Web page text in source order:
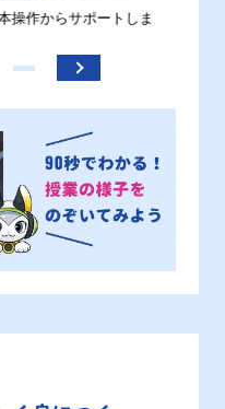
操作からサポートしま